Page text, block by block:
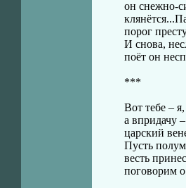
он снежно-
порог
И снова,
поёт он
***
Вот тебе – я,
а впридачу
царский
Пусть
весть
поговорим